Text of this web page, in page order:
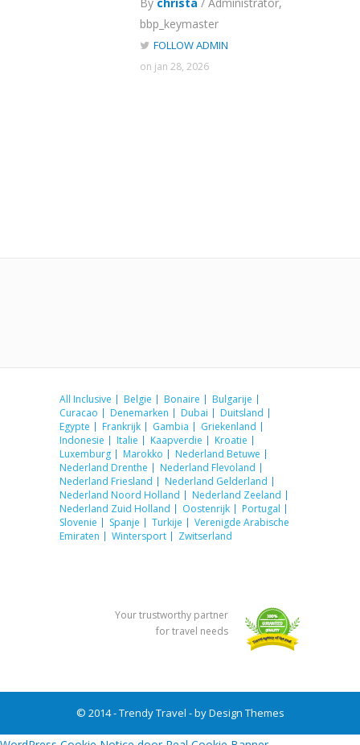
bbp_keymaster
FOLLOW ADMIN
on jan 28, 2026
All Inclusive Belgie Bonaire
Bulgarije
Curacao
Denemarken Dubai
Duitsland
Egypte
Frankrijk Gambia
Griekenland
Indonesie
Italie Kaapverdie
Kroatie
Luxemburg
Marokko
Nederland Betuwe
Nederland Drenthe
Nederland Flevoland
Nederland Friesland
Nederland Gelderland
Nederland Noord Holland
Nederland Zeeland
Nederland Zuid Holland
Oostenrijk
Portugal
Slovenie
Spanje Turkije
Verenigde Arabische
Emiraten
Wintersport Zwitserland
Your trustworthy partner
for travel needs
© 2014 - Trendy Travel - byDesign Themes